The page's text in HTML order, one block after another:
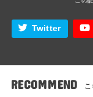
Twitter
RECOMMEND